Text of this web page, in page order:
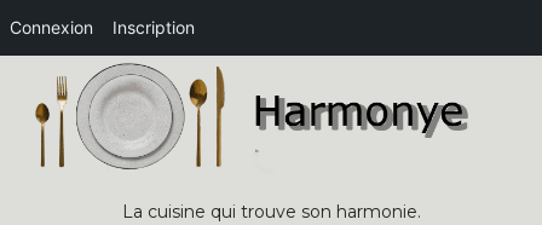
Connexion Inscription
content
La cuisine qui trouve son harmonie.